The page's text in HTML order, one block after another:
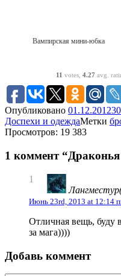
Вампирская мини-юбка
11 votes, 4.27 avg.
Опубликовано 01.12.2012
Доспехи и одеждаМетки
Просмотров: 19 383
1 коммент
1
Июнь 23rd, 2013 at 12:14
Отличная вещь, буду
за мага))))
Добавь коммент